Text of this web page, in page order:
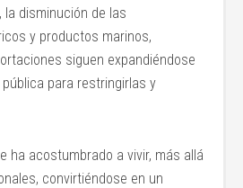
la disminución de las
y productos marinos,
siguen expandiéndose
para restringirlas y
ha acostumbrado a vivir, más allá
convirtiéndose en un